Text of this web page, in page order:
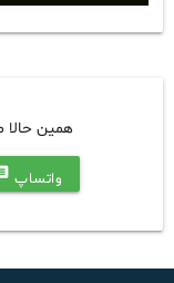
همین حالا
واتساپ